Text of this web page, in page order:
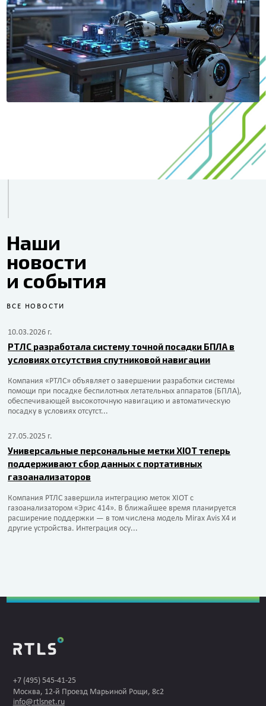
Наши
новости
и события
ВСЕ НОВОСТИ
10.03.2026 г.
РТЛС разработала систему точной посадки БПЛА в
условиях отсутствия спутниковой навигации
Компания «РТЛС» объявляет о завершении разработки системы
помощи при посадке беспилотных летательных аппаратов (БПЛА),
обеспечивающей высокоточную навигацию и автоматическую
посадку в условиях отсутст...
27.05.2025 г.
Универсальные персональные метки XIOT теперь
поддерживают сбор данных с портативных
газоанализаторов
Компания РТЛС завершила интеграцию меток XIOT с
газоанализатором «Эрис 414». В ближайшее время планируется
расширение поддержки — в том числена модель Mirax Avis X4 и
другие устройства. Интеграция осу...
+7 (495) 545-41-25
Москва, 12-й Проезд Марьиной Рощи, 8с2
info@rtlsnet.ru